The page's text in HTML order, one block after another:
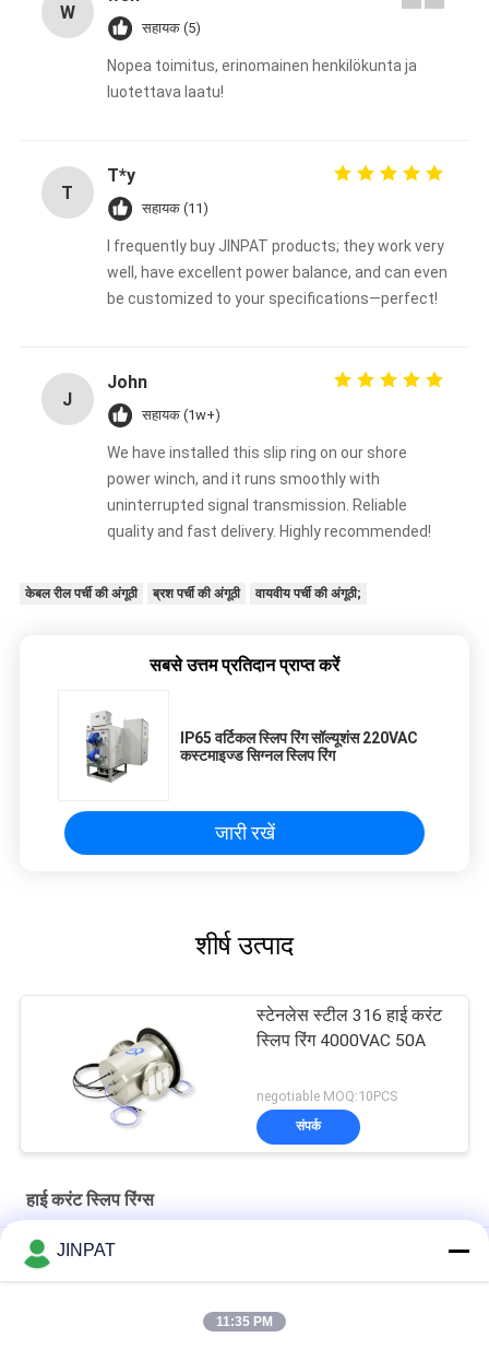
W
सहायक (5)
Nopea toimitus, erinomainen henkilökunta ja
luotettava laatu!
T
T*y
सहायक (11)
I frequently buy JINPAT products; they work very
well, have excellent power balance, and can even
be customized to your specifications—perfect!
J
John
सहायक (1w+)
We have installed this slip ring on our shore
power winch, and it runs smoothly with
uninterrupted signal transmission. Reliable
quality and fast delivery. Highly recommended!
केबल रील पर्ची की अंगूठी ब्रश पर्ची की अंगूठी वायवीय पर्ची की अंगूठी;
सबसे उत्तम प्रतिदान प्राप्त करें
IP65 वर्टिकल स्लिप रिंग सॉल्यूशंस 220VAC
कस्टमाइज्ड सिग्नल स्लिप रिंग
जारी रखें
शीर्ष उत्पाद
स्टेनलेस स्टील 316 हाई करंट
स्लिप रिंग 4000VAC 50A
negotiable MOQ:10PCS
संपर्क
हाई करंट स्लिप रिंग्स
ग्रेफाइट कार्बन हाई करंट स्लिप रिंग्स कार्बन ब्रश होल्डर मल्टी चैनल फ्री डिज़ाइन
JINPAT
11:35 PM